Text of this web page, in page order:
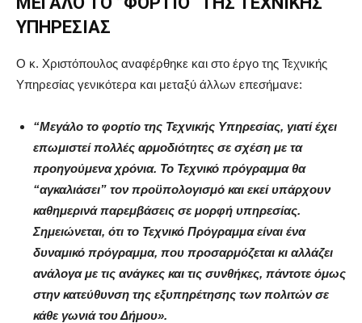
ΥΠΗΡΕΣΙΑΣ
Ο κ. Χριστόπουλος αναφέρθηκε και στο έργο της Τεχνικής
Υπηρεσίας γενικότερα και μεταξύ άλλων επεσήμανε:
“Μεγάλο το φορτίο της Τεχνικής Υπηρεσίας, γιατί έχει
επωμιστεί πολλές αρμοδιότητες σε σχέση με τα
προηγούμενα χρόνια. Το Τεχνικό πρόγραμμα θα
“αγκαλιάσει” τον προϋπολογισμό και εκεί υπάρχουν
καθημερινά παρεμβάσεις σε μορφή υπηρεσίας.
Σημειώνεται, ότι το Τεχνικό Πρόγραμμα είναι ένα
δυναμικό πρόγραμμα, που προσαρμόζεται κι αλλάζει
ανάλογα με τις ανάγκες και τις συνθήκες, πάντοτε όμως
στην κατεύθυνση της εξυπηρέτησης των πολιτών σε
κάθε γωνιά του Δήμου».